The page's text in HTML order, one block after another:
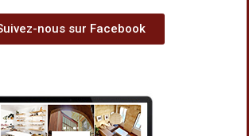
nous sur Facebook